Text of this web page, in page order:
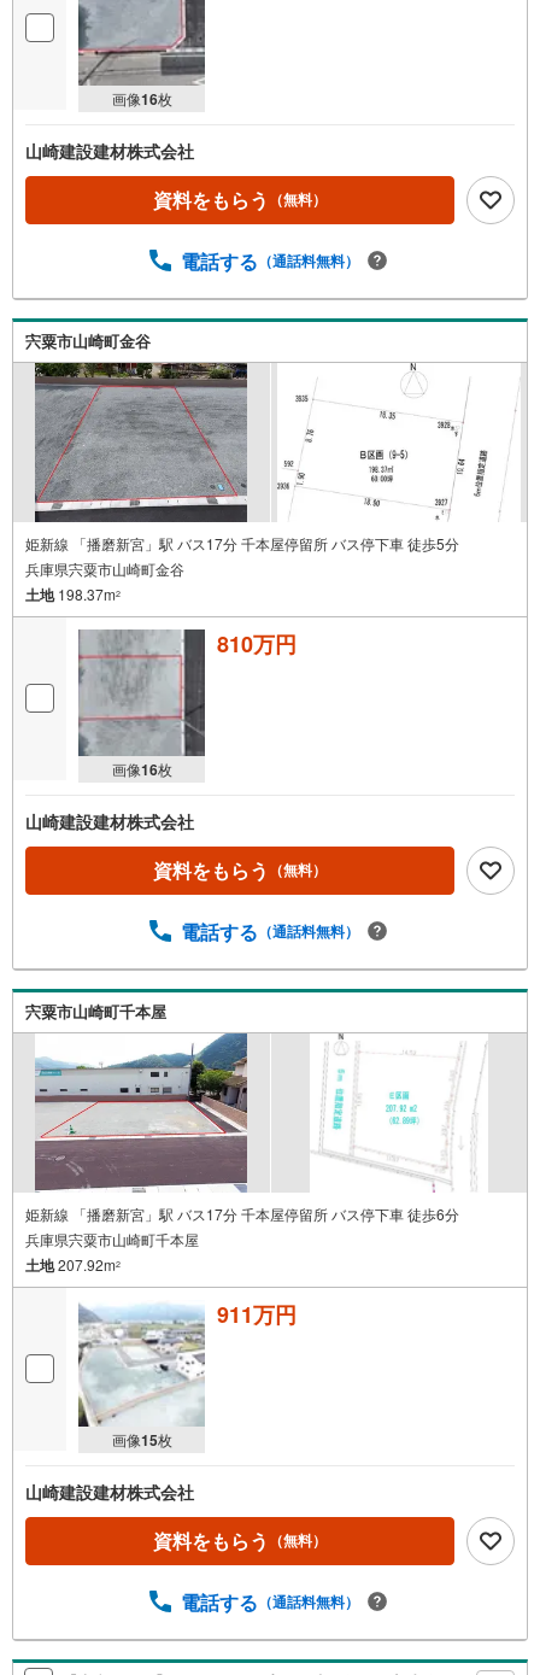
画像16枚
山崎建設建材株式会社
資料をもらう （無料）
電話する （通話料無料）
宍粟市山崎町金谷
姫新線 「播磨新宮」駅 バス17分 千本屋停留所 バス停下車 徒歩5分
兵庫県宍粟市山崎町金谷
土地198.37m2
画像16枚
810万円
山崎建設建材株式会社
資料をもらう （無料）
電話する （通話料無料）
宍粟市山崎町千本屋
姫新線 「播磨新宮」駅 バス17分 千本屋停留所 バス停下車 徒歩6分
兵庫県宍粟市山崎町千本屋
土地207.92m2
画像15枚
911万円
山崎建設建材株式会社
資料をもらう （無料）
電話する （通話料無料）